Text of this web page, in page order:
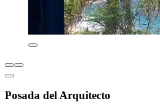
Posada del Arquitecto